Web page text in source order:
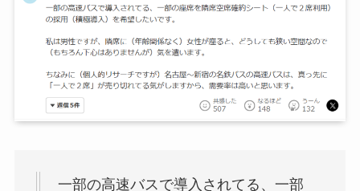
一部の高速バスで導入されてる、一部